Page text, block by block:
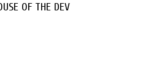
OF THE DEV